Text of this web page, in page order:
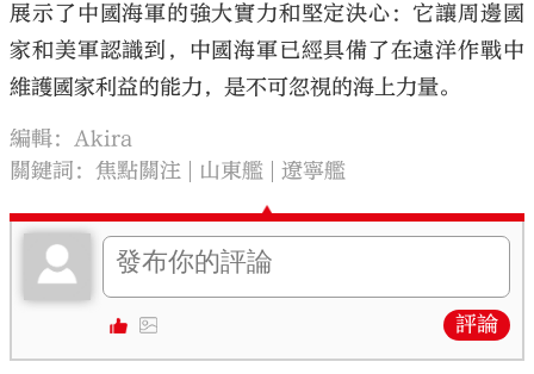
展示了中國海軍的強大實力和堅定決心：它讓周邊國
家和美軍認識到，中國海軍已經具備了在遠洋作戰中
維護國家利益的能力，是不可忽視的海上力量。
編輯：Akira
關鍵詞：焦點關注 山東艦 遼寧艦
評論